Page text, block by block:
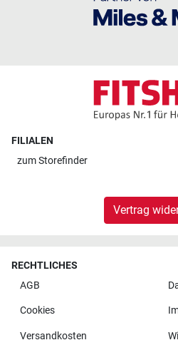
FILIALEN
zumStorefinder
Vertrag
RECHTLICHES
AGB
Cookies
Versandkosten